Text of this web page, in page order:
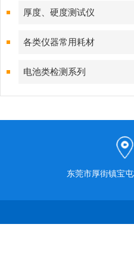
厚度、硬度测试仪
各类仪器常用耗材
电池类检测系列
东莞市厚街镇宝